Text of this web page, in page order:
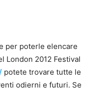
per poterle elencare
London 2012 Festival
potete trovare tutte le
odierni e futuri. Se